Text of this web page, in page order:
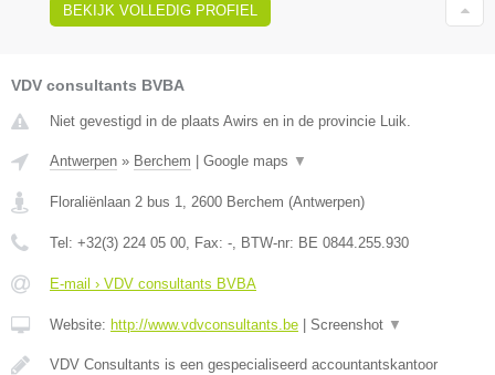
BEKIJK VOLLEDIG PROFIEL
VDV consultants BVBA
Niet gevestigd in de plaats Awirs en in de provincie Luik.
Antwerpen » Berchem Google maps ▼
Floraliënlaan 2 bus 1 2600 Berchem (Antwerpen)
Tel: +32(3) 224 05 00 , Fax: - , BTW-nr: BE 0844.255.930
E-mail › VDV consultants BVBA
Website: http://www.vdvconsultants.be Screenshot ▼
VDV Consultants is een gespecialiseerd accountantskantoor